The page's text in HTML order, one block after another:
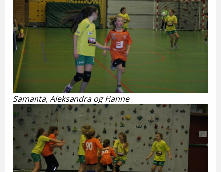
Samanta, Aleksandra og Hanne